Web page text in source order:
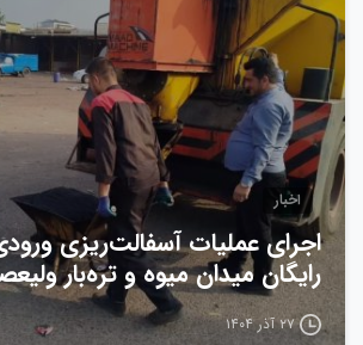
اخبار
اجرای عملیات آسفالت‌ریزی
رایگان میدان میوه و تره‌بار
۲۷ آذر ۱۴۰۴